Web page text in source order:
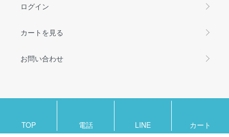
TOP 電話 LINE カート
ログイン
カートを見る
お問い合わせ
トユニフォーム」
Rights Reserved.